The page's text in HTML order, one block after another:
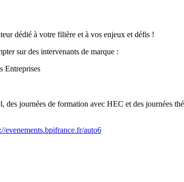
dédié à votre filière et à vos enjeux et défis !
sur des intervenants de marque :
Entreprises
journées de formation avec HEC et des journées
evenements.bpifrance.fr/auto6